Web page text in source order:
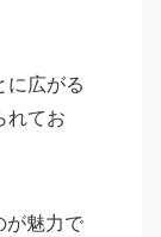
に広がる
れてお
が魅力で